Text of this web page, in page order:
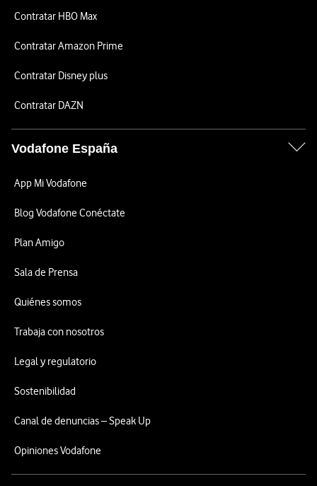
Contratar HBO Max
Contratar Amazon Prime
Contratar Disney plus
Contratar DAZN
Vodafone España
App Mi Vodafone
Blog Vodafone Conéctate
Plan Amigo
Sala de Prensa
Quiénes somos
Trabaja con nosotros
Legal y regulatorio
Sostenibilidad
Canal de denuncias – Speak Up
Opiniones Vodafone